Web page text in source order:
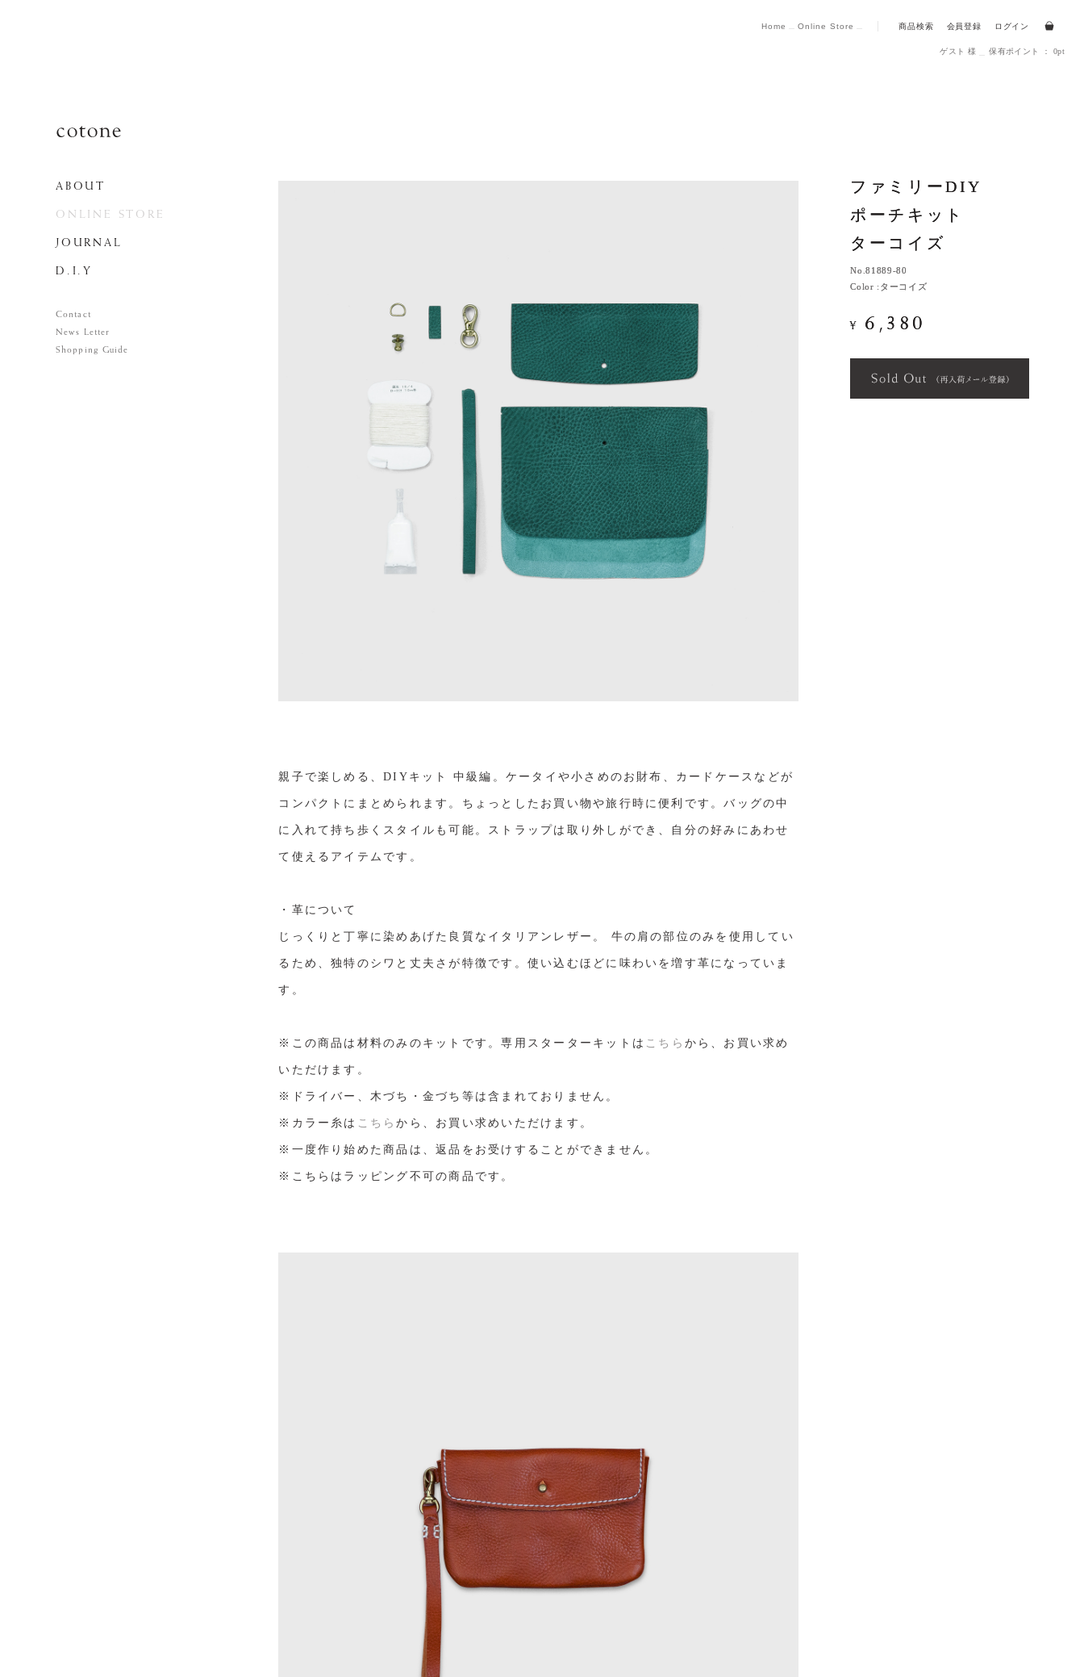
Home Online Store 商品検索 会員登録 ログイン
ゲスト 様 保有ポイント ： 0pt
ABOUT
ONLINE STORE
JOURNAL
D.I.Y
Contact
News Letter
Shopping Guide
親子で楽しめる、DIYキット 中級編。ケータイや小さめのお財布、カードケースなどが
コンパクトにまとめられます。ちょっとしたお買い物や旅行時に便利です。バッグの中
に入れて持ち歩くスタイルも可能。ストラップは取り外しができ、自分の好みにあわせ
て使えるアイテムです。
・革について
じっくりと丁寧に染めあげた良質なイタリアンレザー。 牛の肩の部位のみを使用してい
るため、独特のシワと丈夫さが特徴です。使い込むほどに味わいを増す革になっていま
す。
※この商品は材料のみのキットです。専用スターターキットは こちら から、お買い求め
いただけます。
※ドライバー、木づち・金づち等は含まれておりません。
※カラー糸は こちらから、お買い求めいただけます。
※一度作り始めた商品は、返品をお受けすることができません。
※こちらはラッピング不可の商品です。
ファミリーDIY
ポーチキット
ターコイズ
No.81889-80
Color : ターコイズ
¥ 6,380
ファミリーDIY
ポーチキット
ターコイズ
No.81889-80
Color : ターコイズ
¥ 6,380